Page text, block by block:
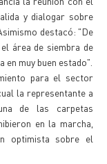
y dialogar sobre
destacó: "De
área de siembra de
muy buen estado".
para el sector
la representante a
de las carpetas
en la marcha,
optimista sobre el